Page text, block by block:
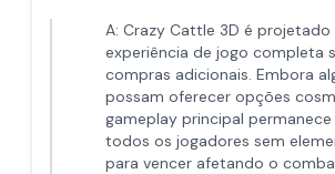
A: Crazy Cattle 3D é
experiência de jogo completa
compras adicionais. Embora
possam oferecer opções
gameplay principal permanece
todos os jogadores sem
para vencer afetando o